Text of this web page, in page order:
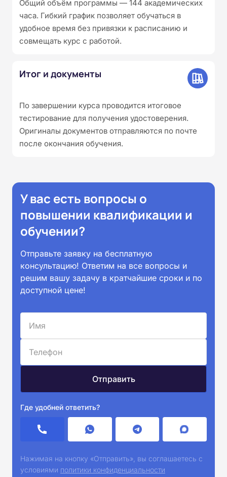
Общий объём программы — 144 академических
часа. Гибкий график позволяет обучаться в
удобное время без привязки к расписанию и
совмещать курс с работой.
Итог и документы
По завершении курса проводится итоговое
тестирование для получения удостоверения.
Оригиналы документов отправляются по почте
после окончания обучения.
У вас есть вопросы о
повышении квалификации и
обучении?
Отправьте заявку на бесплатную
консультацию! Ответим на все вопросы и
решим вашу задачу в кратчайшие сроки и по
доступной цене!
Где удобней ответить?
Нажимая на кнопку «Отправить», вы соглашаетесь с
условиями политики конфиденциальности